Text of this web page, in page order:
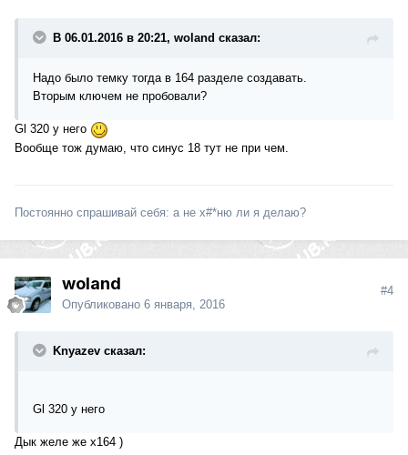
В 06.01.2016 в 20:21, woland сказал:
Надо было темку тогда в 164 разделе создавать.
Вторым ключем не пробовали?
Gl 320 у него
Вообще тож думаю, что синус 18 тут не при чем.
Постоянно спрашивай себя: а не х#*ню ли я делаю?
woland
Опубликовано 6 января, 2016
#4
Knyazev сказал:
Gl 320 у него
Дык желе же x164 )